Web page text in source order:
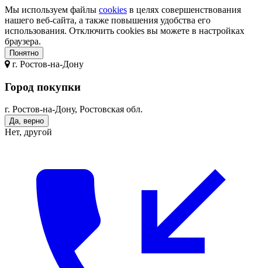
Мы используем файлы cookies в целях совершенствования
нашего веб-сайта, а также повышения удобства его
использования. Отключить cookies вы можете в настройках
браузера.
Понятно
г. Ростов-на-Дону
Город покупки
г. Ростов-на-Дону, Ростовская обл.
Да, верно
Нет, другой